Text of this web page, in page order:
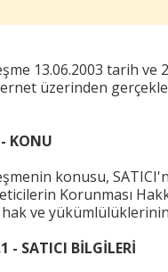
13.06.2003 tarih ve
üzerinden
KONU
konusu,
Korunması
ve
- SATICI BİLGİLERİ